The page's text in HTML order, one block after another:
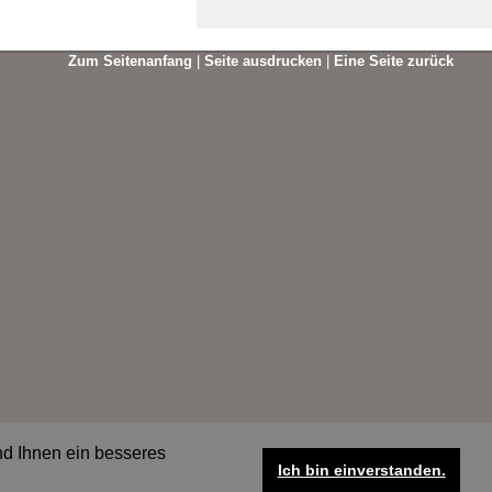
Ihnen ein besseres
Ich bin einverstanden.
Zum Seitenanfang Seite ausdrucken Eine Seite zurück